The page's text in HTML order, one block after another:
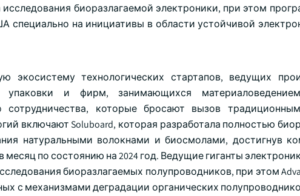
биоразлагаемой электроники, при этом
специально на инициативы в области устойчивой
экосистему технологических стартапов, ведущих
упаковки и фирм, занимающихся
сотрудничества, которые бросают вызов
включают Soluboard, которая разработала полностью
натуральными волокнами и биосмолами, достигнув
по состоянию на 2024 год. Ведущие гиганты
биоразлагаемых полупроводников, при этом
с механизмами деградации органических